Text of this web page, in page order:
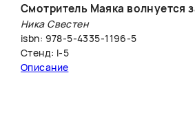
Смотритель Маяка волнуется
Ника Свестен
isbn: 978-5-4335-1196-5
Стенд: I-5
Описание